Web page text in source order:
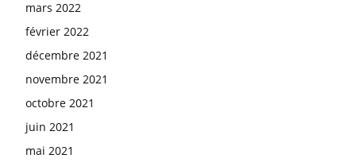
mars 2022
février 2022
décembre 2021
novembre 2021
octobre 2021
juin 2021
mai 2021